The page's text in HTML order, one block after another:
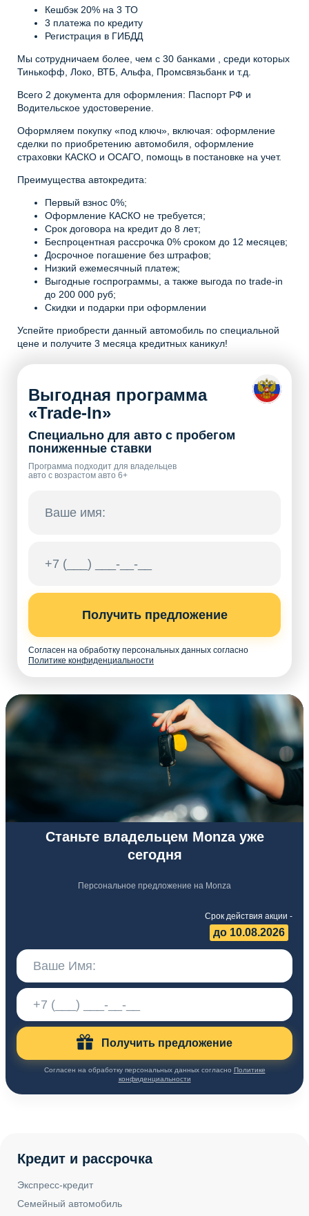
Кешбэк 20% на 3 ТО
3 платежа по кредиту
Регистрация в ГИБДД
Мы сотрудничаем более, чем с 30 банками , среди которых
Тинькофф, Локо, ВТБ, Альфа, Промсвязьбанк и т.д.
Всего 2 документа для оформления: Паспорт РФ и
Водительское удостоверение.
Оформляем покупку «под ключ», включая: оформление
сделки по приобретению автомобиля, оформление
страховки КАСКО и ОСАГО, помощь в постановке на учет.
Преимущества автокредита:
Первый взнос 0%;
Оформление КАСКО не требуется;
Срок договора на кредит до 8 лет;
Беспроцентная рассрочка 0% сроком до 12 месяцев;
Досрочное погашение без штрафов;
Низкий ежемесячный платеж;
Выгодные госпрограммы, а также выгода по trade-in
до 200 000 руб;
Скидки и подарки при оформлении
Успейте приобрести данный автомобиль по специальной
цене и получите 3 месяца кредитных каникул!
Выгодная программа
«Trade-In»
Специально для авто с пробегом
пониженные ставки
Программа подходит для владельцев
авто с возрастом авто 6+
Получить предложение
Согласен на обработку персональных данных согласно
Политике конфиденциальности
Станьте владельцем Monza уже
сегодня
Персональное предложение на Monza
Срок действия акции -
до 10.08.2026
Получить предложение
Согласен на обработку персональных данных согласно Политике
конфиденциальности
Кредит и рассрочка
Экспресс-кредит
Семейный автомобиль